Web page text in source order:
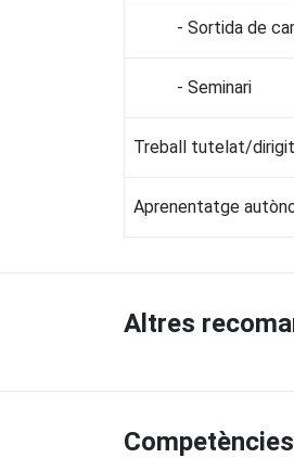
- Sortida de
- Seminari
Treball tutelat/dirigit
Aprenentatge
Altres